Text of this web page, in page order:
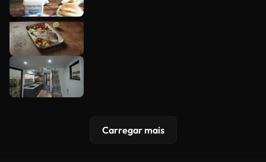
Carregar mais